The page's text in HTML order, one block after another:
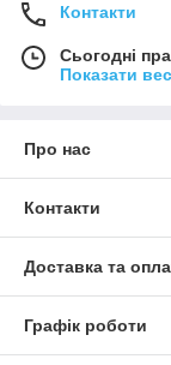
Контакти
Сьогодні
Показати
Про нас
Контакти
Доставка та
Графік роботи